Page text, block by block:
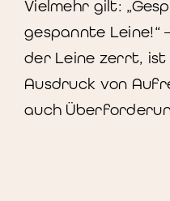
Vielmehr gilt:
gespannte Leine!“
der Leine zerrt, ist
Ausdruck von
auch